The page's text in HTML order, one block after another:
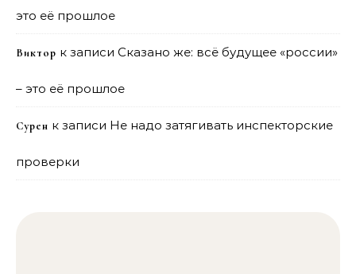
это её прошлое
Виктор к записи Сказано же: всё будущее «россии»
– это её прошлое
Сурен к записи Не надо затягивать инспекторские
проверки